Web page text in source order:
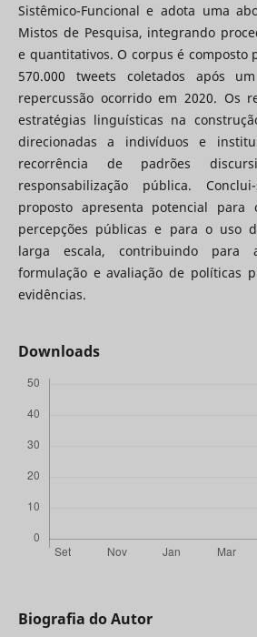
Sistêmico-Funcional e adota uma
Mistos de Pesquisa, integrando
e quantitativos. O corpus é composto
570.000 tweets coletados após
repercussão ocorrido em 2020. Os
estratégias linguísticas na
direcionadas a indivíduos e
recorrência de padrões
responsabilização pública.
proposto apresenta potencial para
percepções públicas e para o uso
larga escala, contribuindo para
formulação e avaliação de políticas
evidências.
Downloads
Biografia do Autor